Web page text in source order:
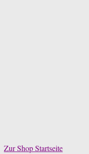
Zur Shop Startseite